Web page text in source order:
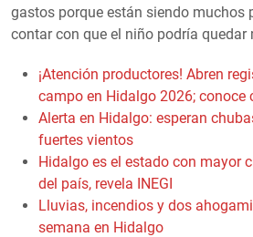
gastos porque están siendo muchos
contar con que el niño podría quedar
¡Atención productores! Abren
campo en Hidalgo 2026; conoce
Alerta en Hidalgo: esperan
fuertes vientos
Hidalgo es el estado con mayor
del país, revela INEGI
Lluvias, incendios y dos
semana en Hidalgo